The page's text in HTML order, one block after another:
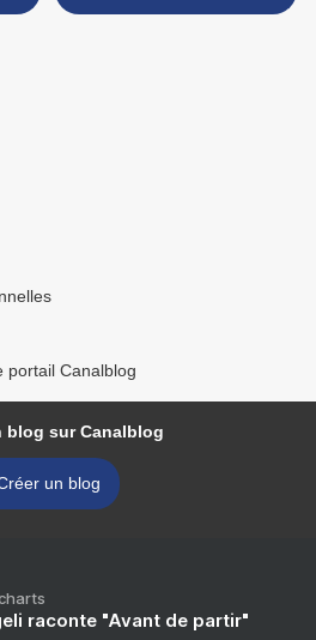
l'imaginaire >
portail Canalblog
blog sur Canalblog
un blog
raconte "Avant de partir"